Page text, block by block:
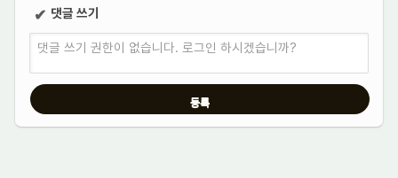
✔ 댓글 쓰기
댓글 쓰기 권한이 없습니다. 로그인 하시겠습니까?